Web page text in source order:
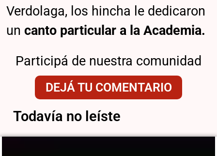
Verdolaga, los hincha le dedicaron
uncanto particular a la Academia.
Participá de nuestra comunidad
DEJÁ TU COMENTARIO
Todavía no leíste